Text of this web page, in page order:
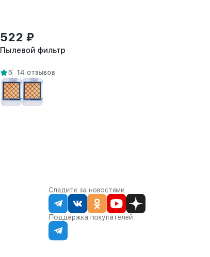
522 ₽
Пылевой фильтр
5 14 отзывов
Следите за новостями
Поддержка покупателей